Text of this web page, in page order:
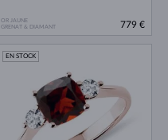
OR JAUNE
GRENAT & DIAMANT
779 €
EN STOCK